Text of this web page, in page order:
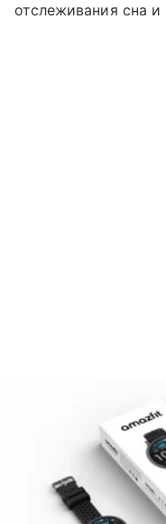
отслеживания сна